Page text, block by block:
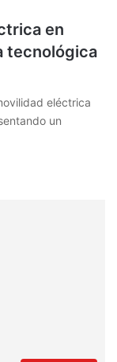
en
tecnológica
eléctrica
un